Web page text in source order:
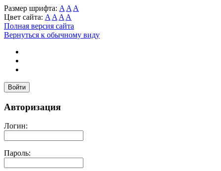
Размер шрифта: A A A
Цвет сайта: A A A A
Полная версия сайта
Вернуться к обычному виду
Войти
Авторизация
Логин:
Пароль: